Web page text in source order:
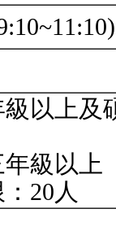
以上及
級以上
20人